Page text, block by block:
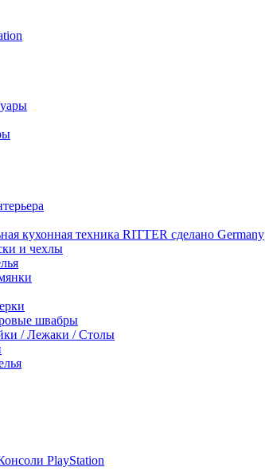
кухонная техника RITTER сделано Germany
и чехлы
швабры
/ Лежаки / Столы
PlayStation